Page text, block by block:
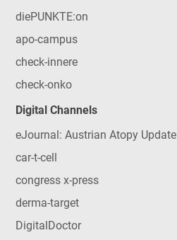
diePUNKTE:on
apo-campus
check-innere
check-onko
Digital Channels
eJournal: Austrian Atopy Update
car-t-cell
congress x-press
derma-target
DigitalDoctor